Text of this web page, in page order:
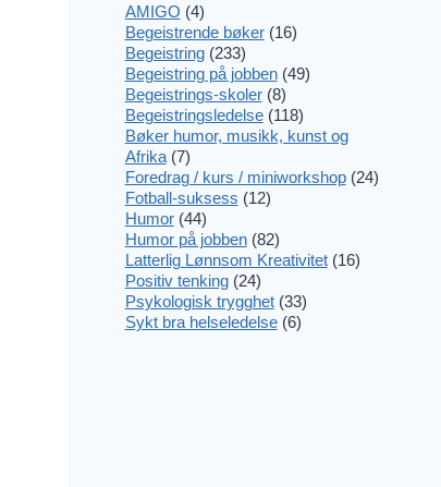
AMIGO (4)
Begeistrende bøker(16)
Begeistring(233)
Begeistring på jobben(49)
Begeistrings-skoler(8)
Begeistringsledelse(118)
Bøker humor, musikk, kunst og
Afrika(7)
Foredrag / kurs / miniworkshop(24)
Fotball-suksess (12)
Humor(44)
Humor på jobben(82)
Latterlig Lønnsom Kreativitet(16)
Positiv tenking(24)
Psykologisk trygghet(33)
Sykt bra helseledelse(6)